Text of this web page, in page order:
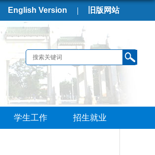
English Version 旧版网站
学生工作 招生就业